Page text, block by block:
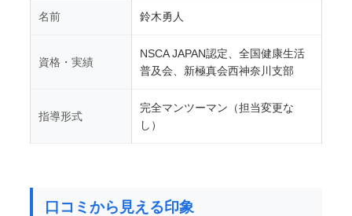
名前 鈴木勇人
資格・実績
NSCA JAPAN認定、全国健康生活
普及会、新極真会西神奈川支部
指導形式
完全マンツーマン（担当変更な
し）
口コミから見える印象